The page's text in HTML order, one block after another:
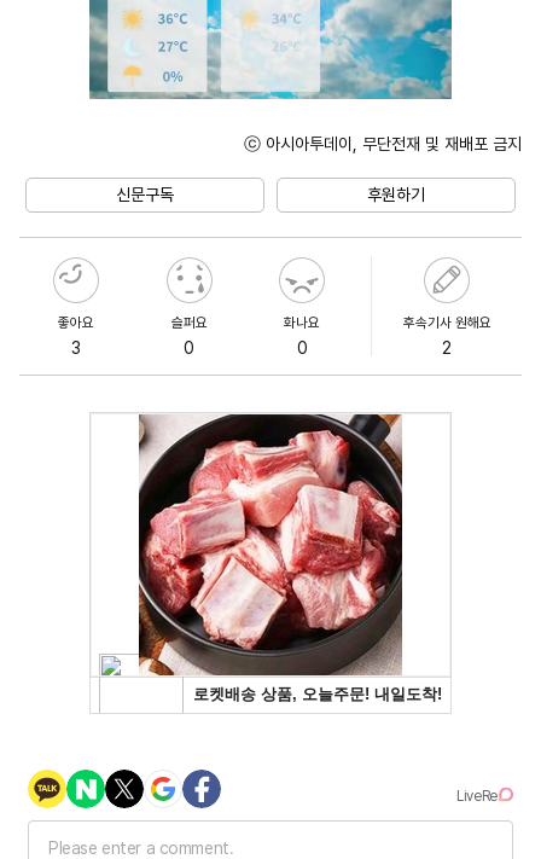
ⓒ 아시아투데이, 무단전재 및 재배포 금지
신문구독 후원하기
좋아요
3
슬퍼요
0
화나요
0
후속기사 원해요
2